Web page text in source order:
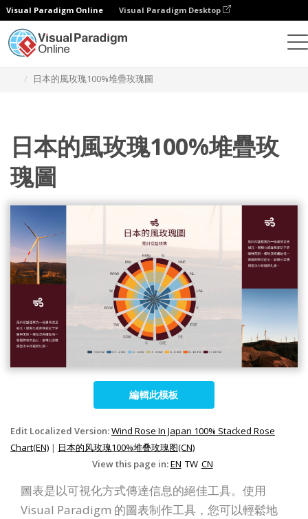
Visual Paradigm Online Visual Paradigm Desktop
日本的風玫瑰100%堆疊玫瑰圖
日本的風玫瑰100%堆疊玫
瑰圖
編輯此模板
Edit Localized Version:Wind Rose In Japan 100% Stacked Rose
Chart(EN) | 日本的风玫瑰100%堆叠玫瑰图(CN)
View this page in:EN TW CN
圖表是以可視化方式傳達信息的絕佳工具。使用
Visual Paradigm 的圖表制作工具，您可以輕鬆地